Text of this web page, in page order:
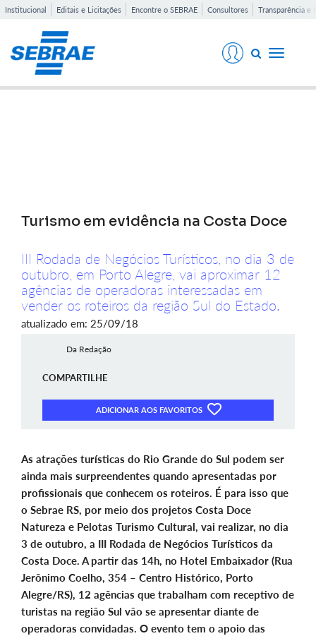
Institucional Editais e Licitações Encontre o SEBRAE Consultores Transparência e
Toggle
Turismo em evidência na Costa Doce
III Rodada de Negócios Turísticos, no dia 3 de
outubro, em Porto Alegre, vai aproximar 12
agências de operadoras interessadas em
vender os roteiros da região Sul do Estado.
atualizado em: 25/09/18
Da Redação
COMPARTILHE
ADICIONAR AOS FAVORITOS
As atrações turísticas do Rio Grande do Sul podem ser
ainda mais surpreendentes quando apresentadas por
profissionais que conhecem os roteiros. É para isso que
o Sebrae RS, por meio dos projetos Costa Doce
Natureza e Pelotas Turismo Cultural, vai realizar, no dia
3 de outubro, a III Rodada de Negócios Turísticos da
Costa Doce. A partir das 14h, no Hotel Embaixador (Rua
Jerônimo Coelho, 354 – Centro Histórico, Porto
Alegre/RS), 12 agências que trabalham com receptivo de
turistas na região Sul vão se apresentar diante de
operadoras convidadas. O evento tem o apoio das